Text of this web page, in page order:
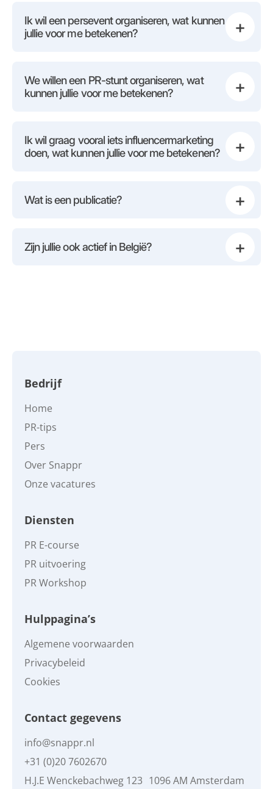
Ik wil een persevent organiseren, wat kunnen
jullie voor me betekenen?
+
We willen een PR-stunt organiseren, wat
kunnen jullie voor me betekenen?
+
Ik wil graag vooral iets influencermarketing
doen, wat kunnen jullie voor me betekenen?
+
Wat is een publicatie? +
Zijn jullie ook actief in België? +
Bedrijf
Home
PR-tips
Pers
Over Snappr
Onze vacatures
Diensten
PR E-course
PR uitvoering
PR Workshop
Hulppagina’s
Algemene voorwaarden
Privacybeleid
Cookies
Contact gegevens
info@snappr.nl
+31 (0)20 7602670
H.J.E Wenckebachweg 123 1096 AM Amsterdam